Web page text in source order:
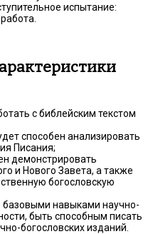
испытание:
с библейским текстом
способен анализировать
Писания;
демонстрировать
и Нового Завета, а также
богословскую
навыками научно-
быть способным писать
богословских изданий.